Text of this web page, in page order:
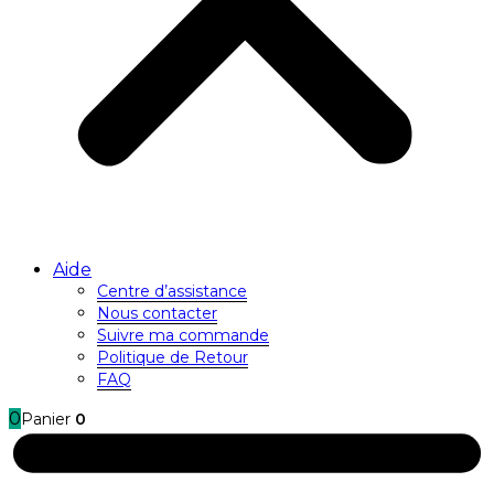
Aide
Centre d’assistance
Nous contacter
Suivre ma commande
Politique de Retour
FAQ
0 Panier 0